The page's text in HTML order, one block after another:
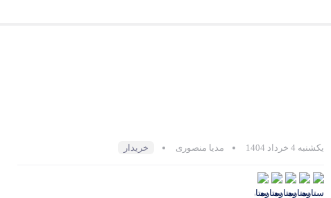
یکشنبه 4 خرداد 1404 مدیا منصوری خریدار